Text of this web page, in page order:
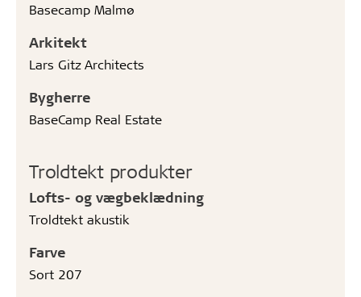
Basecamp Malmø
Arkitekt
Lars Gitz Architects
Bygherre
BaseCamp Real Estate
Troldtekt produkter
Lofts- og vægbeklædning
Troldtekt akustik
Farve
Sort 207